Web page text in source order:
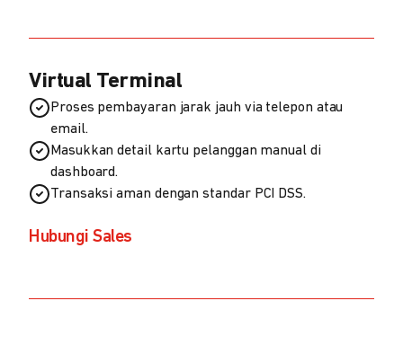
Virtual Terminal
Proses pembayaran jarak jauh via telepon atau
email.
Masukkan detail kartu pelanggan manual di
dashboard.
Transaksi aman dengan standar PCI DSS.
Hubungi Sales